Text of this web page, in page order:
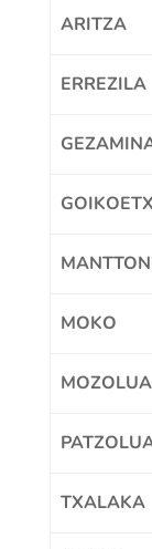
ARITZA
ERREZILA
MOKO
MOZOLUA
TXALAKA